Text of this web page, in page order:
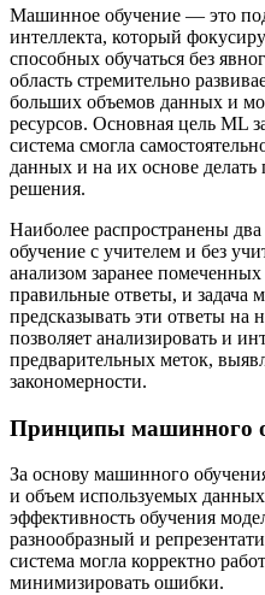
Машинное обучение — это
интеллекта, который
способных обучаться без
область стремительно
больших объемов данных и
ресурсов. Основная цель ML
система смогла
данных и на их основе
решения.
Наиболее распространены
обучение с учителем и без
анализом заранее
правильные ответы, и задача
предсказывать эти ответы
позволяет анализировать и
предварительных меток,
закономерности.
Принципы машинного
За основу машинного
и объем используемых
эффективность обучения
разнообразный и
система могла корректно
минимизировать ошибки.